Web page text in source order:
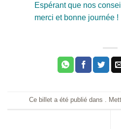
Espérant que nos
merci et bonne journée !
Ce billet a été publié dans .